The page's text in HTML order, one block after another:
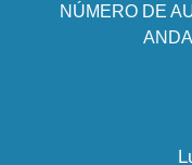
NÚMERO DE